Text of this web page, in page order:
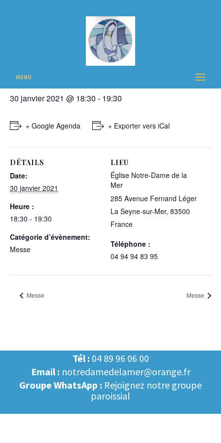
MENU
« Tous les Évènements
Cet évènement est passé
Messe anticipée
30 janvier 2021 @ 18:30 - 19:30
+ Google Agenda + Exporter vers iCal
DÉTAILS
Date:
30 janvier 2021
Heure :
18:30 - 19:30
Catégorie d’évènement:
Messe
LIEU
Église Notre-Dame de la
Mer
285 Avenue Fernand Léger
La Seyne-sur-Mer, 83500
France
Téléphone :
04 94 94 83 95
Messe Messe
Tél : 04 89 96 06 00
Email : notredamedelamer@orange.fr
Groupe WhatsApp : Rejoignez notre groupe
paroissial